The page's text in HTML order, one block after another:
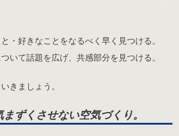
・好きなことをなるべく早く見つける。
いて話題を広げ、共感部分を見つける。
きましょう。
ずくさせない空気づくり。